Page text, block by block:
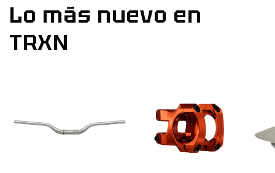
Lo más nuevo en
TRXN